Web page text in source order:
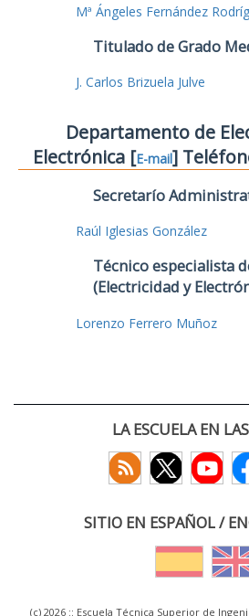
Mª Ángeles Fernández
Titulado de Grado
J. Carlos Brizuela Julve
Departamento de
Electrónica [E-mail]
Secretarío
Raúl Iglesias González
Técnico especialista
(Electricidad y
Lorenzo Ferrero Muñoz
LA ESCUELA EN
SITIO EN ESPAÑOL /
(c) 2026 :: Escuela Técnica Superior de